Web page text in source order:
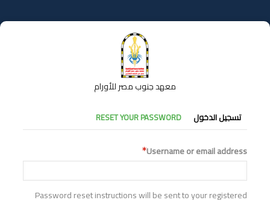
إلى
المحتوى
معهد جنوب مصر للأورام
التبويبات
الأساسية
تسجيل الدخول RESET YOUR PASSWORD
Username or email address
Password reset instructions will be sent to your registered